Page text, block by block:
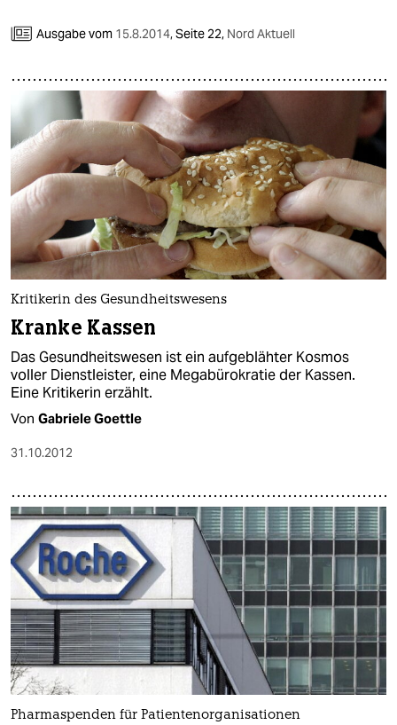
Ausgabe vom 15.8.2014,Seite 22, Nord Aktuell
Kritikerin des Gesundheitswesens
Kranke Kassen
Das Gesundheitswesen ist ein aufgeblähter Kosmos
voller Dienstleister, eine Megabürokratie der Kassen.
Eine Kritikerin erzählt.
Von Gabriele Goettle
31.10.2012
Pharmaspenden für Patientenorganisationen